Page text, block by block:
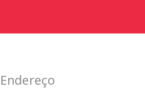
Endereço